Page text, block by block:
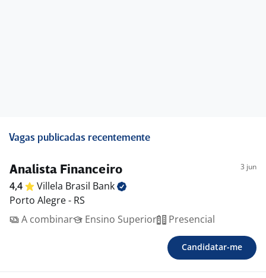
Vagas publicadas recentemente
Analista Financeiro 3 jun
4,4 Villela Brasil Bank
Porto Alegre - RS
A combinar
Ensino Superior Presencial
Candidatar-me